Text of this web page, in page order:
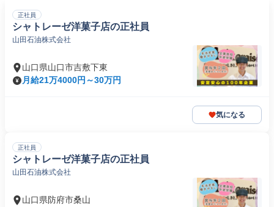
正社員
シャトレーゼ洋菓子店の正社員
山田石油株式会社
山口県山口市吉敷下東
月給21万4000円～30万円
気になる
正社員
シャトレーゼ洋菓子店の正社員
山田石油株式会社
山口県防府市桑山